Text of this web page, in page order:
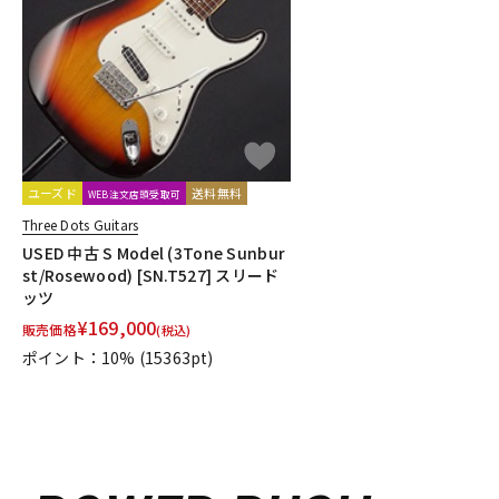
DJ機器
中古
ユーズド WEB注文店頭受取可 送料無料
Three Dots Guitars
USED 中古 S Model (3Tone Sunbur
st/Rosewood) [SN.T527] スリード
ッツ
販売価格¥169,000(税込)
ポイント：10% (15363pt)